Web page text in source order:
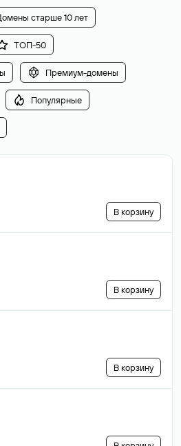
старше 10 лет
ТОП-50
Премиум-домены
Популярные
В корзину
В корзину
В корзину